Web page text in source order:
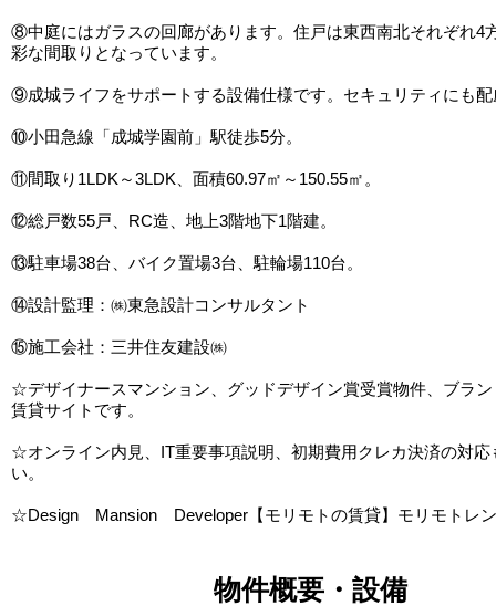
⑧中庭にはガラスの回廊があります。住戸は東西南北それぞれ4
彩な間取りとなっています。
⑨成城ライフをサポートする設備仕様です。セキュリティにも
⑩小田急線「成城学園前」駅徒歩5分。
⑪間取り1LDK～3LDK、面積60.97㎡～150.55㎡。
⑫総戸数55戸、RC造、地上3階地下1階建。
⑬駐車場38台、バイク置場3台、駐輪場110台。
⑭設計監理：㈱東急設計コンサルタント
⑮施工会社：三井住友建設㈱
☆デザイナースマンション、グッドデザイン賞受賞物件、ブラ
賃貸サイトです。
☆オンライン内見、IT重要事項説明、初期費用クレカ決済の対応
い。
☆Design Mansion Developer【モリモトの賃貸】モリモトレ
物件概要・設備